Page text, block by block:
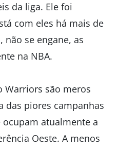
da liga. Ele foi
com eles há mais de
não se engane, as
na NBA.
Warriors são meros
das piores campanhas
atualmente a
Oeste. A menos